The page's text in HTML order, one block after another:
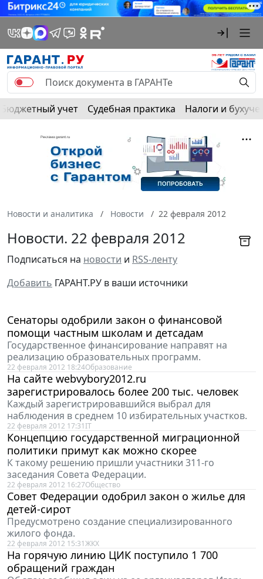
Бюджетный учет Судебная практика Налоги и
Новости и аналитика Новости 22 февраля 2012
Новости. 22 февраля 2012
Подписаться на новости и RSS-ленту
Добавить ГАРАНТ.РУ в ваши источники
Сенаторы одобрили закон о финансовой
помощи частным школам и детсадам
Государственное финансирование направят на
реализацию образовательных программ.
22 февраля 2012 18:24Образование
На сайте webvybory2012.ru
зарегистрировалось более 200 тыс. человек
Каждый зарегистрировавшийся выбрал для
наблюдения в среднем 10 избирательных участков.
22 февраля 2012 17:31IT
Концепцию государственной миграционной
политики примут как можно скорее
К такому решению пришли участники 311-го
заседания Совета Федерации.
22 февраля 2012 16:27Общество
Совет Федерации одобрил закон о жилье для
детей-сирот
Предусмотрено создание специализированного
жилого фонда.
22 февраля 2012 15:31ЖКХ
На горячую линию ЦИК поступило 1 700
обращений граждан